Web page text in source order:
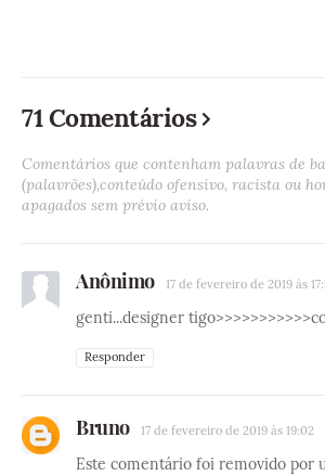
71 Comentários
Comentários que contenham palavras de
(palavrões),conteúdo ofensivo, racista ou
apagados sem prévio aviso.
Anônimo 17 de fevereiro de 2019 às
genti...designer
Responder
Bruno 17 de fevereiro de 2019 às 19:02
Este comentário foi removido por